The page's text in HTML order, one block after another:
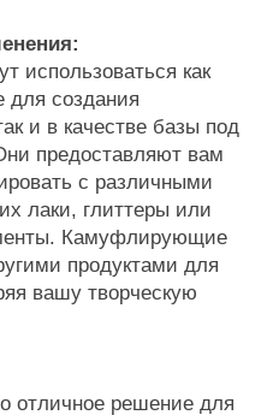
использоваться как
для создания
и в качестве базы под
предоставляют вам
с различными
лаки, глиттеры или
Камуфлирующие
продуктами для
вашу творческую
отличное решение для